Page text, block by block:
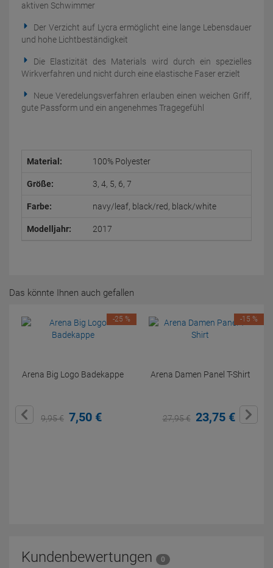
aktiven Schwimmer
Der Verzicht auf Lycra ermöglicht eine lange Lebensdauer
und hohe Lichtbeständigkeit
Die Elastizität des Materials wird durch ein spezielles
Wirkverfahren und nicht durch eine elastische Faser erzielt
Neue Veredelungsverfahren erlauben einen weichen Griff,
gute Passform und ein angenehmes Tragegefühl
Material: 100% Polyester
Größe: 3, 4, 5, 6, 7
Farbe: navy/leaf, black/red, black/white
Modelljahr: 2017
Das könnte Ihnen auch gefallen
Arena Big Logo Badekappe
9,95€ 7,50 €
-25 %
Arena Damen Panel T-Shirt
27,95€ 23,75 €
-15 %
Kundenbewertungen 0